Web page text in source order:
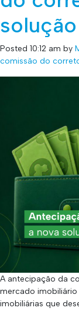
Posted 10:12 am by
comissão do
A antecipação da
mercado
imobiliárias que